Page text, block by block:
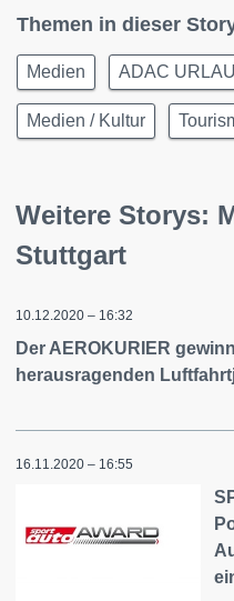
Themen in dieser
Medien ADAC
Medien / Kultur
Weitere Storys:
Stuttgart
10.12.2020 – 16:32
Der AEROKURIER
herausragenden
16.11.2020 – 16:55